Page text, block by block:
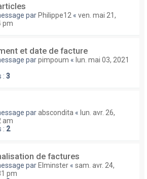
par Philippe12 « ven. mai 21,
pm
et date de facture
parpimpoum « lun. mai 03, 2021
: 3
parabscondita « lun. avr. 26,
am
: 2
de factures
par Elminster « sam. avr. 24,
pm